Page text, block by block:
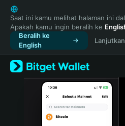
English
日本語
Tiếng Việt
Русский
Español (Latinoamérica)
Türkçe
Italiano
Saat ini kamu melihat halaman ini
Apakah kamu ingin beralih ke
Beralih ke
English